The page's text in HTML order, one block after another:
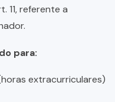
11, referente a
para:
extracurriculares)